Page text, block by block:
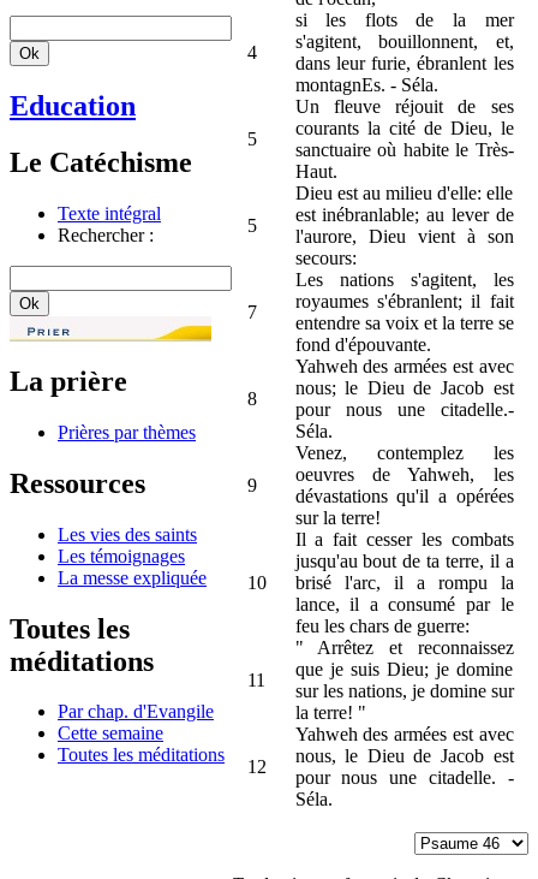
Education
Le Catéchisme
Texte intégral
Rechercher :
La prière
Prières par thèmes
Ressources
Les vies des saints
Les témoignages
La messe expliquée
Toutes les
méditations
Par chap. d'Evangile
Cette semaine
Toutes les méditations
4
si les flots de la mer
s'agitent, bouillonnent, et,
dans leur furie, ébranlent les
montagnEs. - Séla.
5
Un fleuve réjouit de ses
courants la cité de Dieu, le
sanctuaire où habite le Très-
Haut.
5
Dieu est au milieu d'elle: elle
est inébranlable; au lever de
l'aurore, Dieu vient à son
secours:
7
Les nations s'agitent, les
royaumes s'ébranlent; il fait
entendre sa voix et la terre se
fond d'épouvante.
8
Yahweh des armées est avec
nous; le Dieu de Jacob est
pour nous une citadelle.-
Séla.
9
Venez, contemplez les
oeuvres de Yahweh, les
dévastations qu'il a opérées
sur la terre!
10
Il a fait cesser les combats
jusqu'au bout de ta terre, il a
brisé l'arc, il a rompu la
lance, il a consumé par le
feu les chars de guerre:
11
" Arrêtez et reconnaissez
que je suis Dieu; je domine
sur les nations, je domine sur
la terre! "
12
Yahweh des armées est avec
nous, le Dieu de Jacob est
pour nous une citadelle. -
Séla.